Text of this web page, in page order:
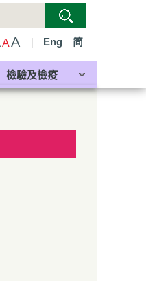
AA | Eng 简
檢驗及檢疫